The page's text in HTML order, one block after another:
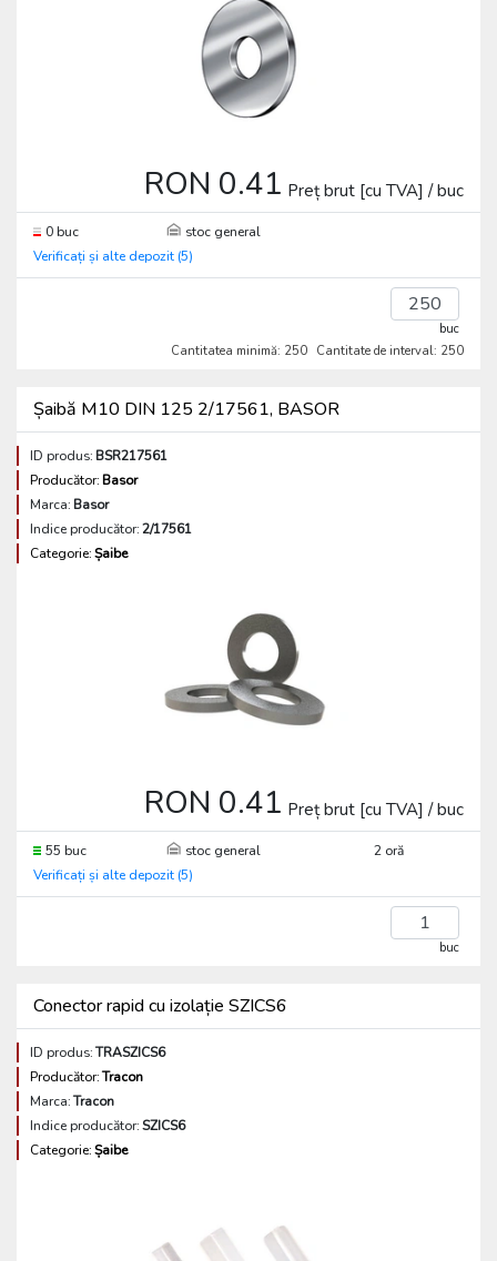
RON 0.41 Preț brut [cu TVA] / buc
0 buc
stoc general
Verificați și alte depozit (5)
buc
Cantitatea minimă: 250 Cantitate de interval: 250
Șaibă M10 DIN 125 2/17561, BASOR
ID produs:BSR217561
Producător:Basor
Marca:Basor
Indice producător:2/17561
Categorie:Șaibe
RON 0.41 Preț brut [cu TVA] / buc
55 buc stoc general
2 oră
Verificați și alte depozit (5)
buc
Conector rapid cu izolație SZICS6
ID produs:TRASZICS6
Producător:Tracon
Marca:Tracon
Indice producător:SZICS6
Categorie:Șaibe